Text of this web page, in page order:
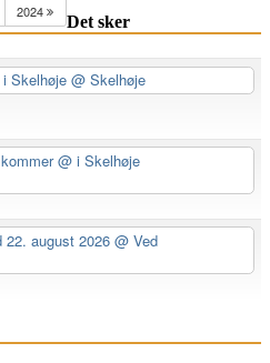
2024
Det sker
i Skelhøje@ Skelhøje
@ i Skelhøje
22. august 2026 @ Ved